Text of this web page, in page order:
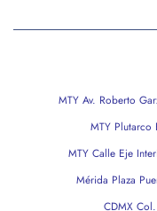
MTY Av. Roberto
MTY Plutarco
MTY Calle Eje
Mérida Plaza
CDMX